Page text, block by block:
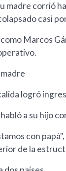
madre corrió
casi
Marcos
logró
a su hijo
con
de la